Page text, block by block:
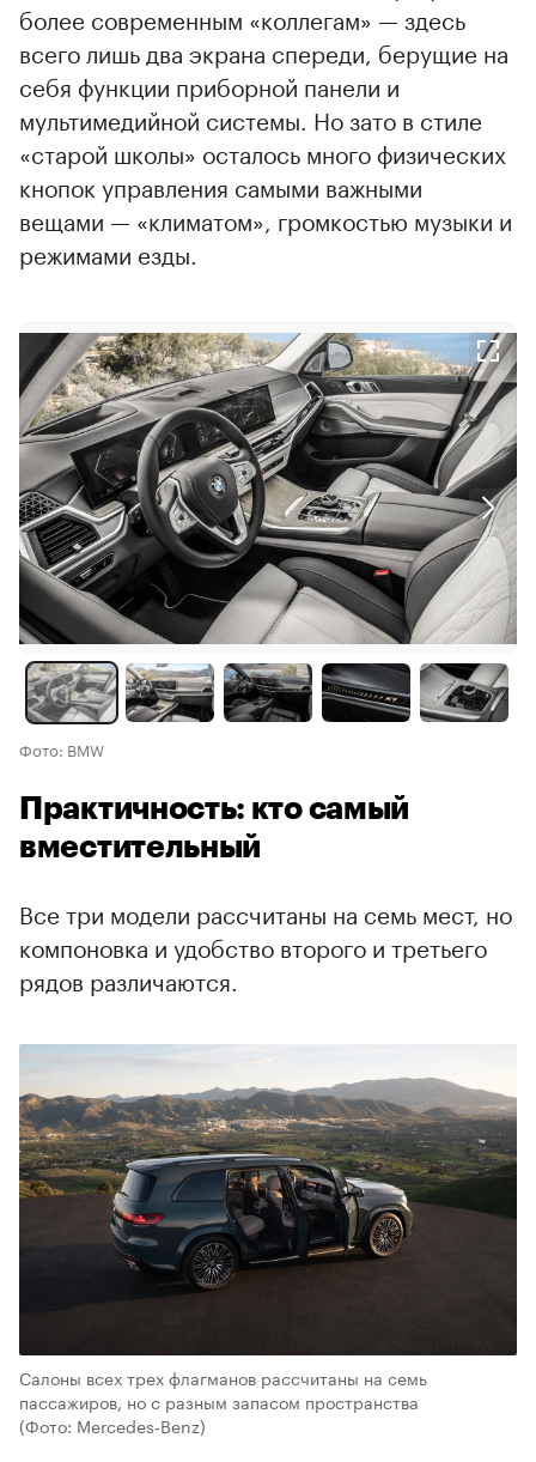
более современным «коллегам» — здесь
всего лишь два экрана спереди, берущие на
себя функции приборной панели и
мультимедийной системы. Но зато в стиле
«старой школы» осталось много физических
кнопок управления самыми важными
вещами — «климатом», громкостью музыки и
режимами езды.
Фото: BMW
Практичность: кто самый
вместительный
Все три модели рассчитаны на семь мест, но
компоновка и удобство второго и третьего
рядов различаются.
Салоны всех трех флагманов рассчитаны на семь
пассажиров, но с разным запасом пространства
(Фото: Mercedes‑Benz)